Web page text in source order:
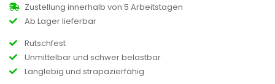
Rutschfest
Unmittelbar und schwer belastbar
Langlebig und strapazierfähig
Zustellung innerhalb von 5 Arbeitstagen
Ab Lager lieferbar